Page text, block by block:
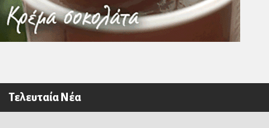
Τελευταία Νέα